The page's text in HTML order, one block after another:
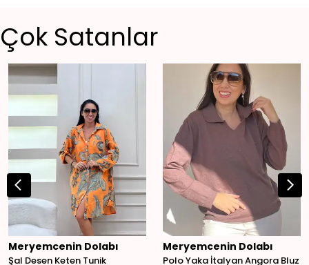
Çok Satanlar
Meryemcenin Dolabı
Şal Desen Keten Tunik
Meryemcenin Dolabı
Polo Yaka İtalyan Angora Bluz